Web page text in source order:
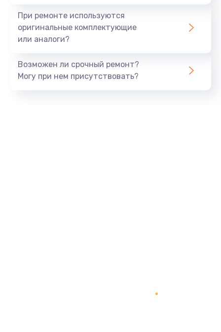
При ремонте используются
оригинальные комплектующие
или аналоги?
Возможен ли срочный ремонт?
Могу при нем присутствовать?